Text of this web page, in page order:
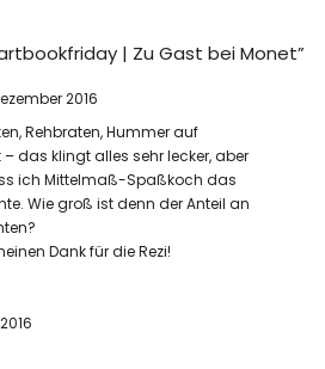
| Zu Gast bei Monet”
2016
Rehbraten, Hummer auf
das klingt alles sehr lecker, aber
ich Mittelmaß-Spaßkoch das
Wie groß ist denn der Anteil an
Dank für die Rezi!